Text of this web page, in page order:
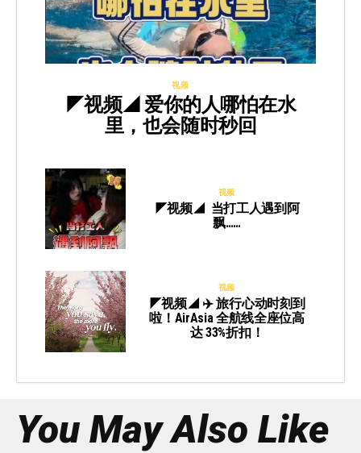
视频
◤视频◢ 爱你的人哪怕在水
里，也会随时秒回
视频
◤视频◢ 当打工人遇到阿
飘……
视频
◤视频◢ ✈️ 旅行心动时刻到
啦！AirAsia 全航线全座位高
达 33%折扣！
You May Also Like